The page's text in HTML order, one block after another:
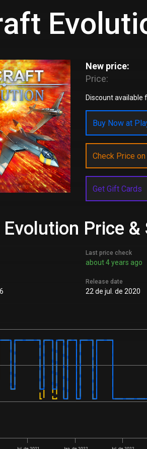
New price:
Price:
Discount available
Buy Now at
Check Price
Get Gift Cards
Price
Last price check
about 4 years ago
Release date
22 de jul. de 2020